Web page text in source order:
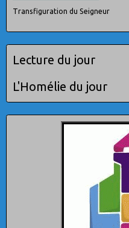
Transfiguration du Seigneur
Lecture du jour
L'Homélie du jour